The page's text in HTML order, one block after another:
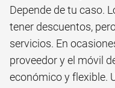
Depende de tu caso.
tener descuentos,
servicios. En
proveedor y el móvil
económico y flexible.